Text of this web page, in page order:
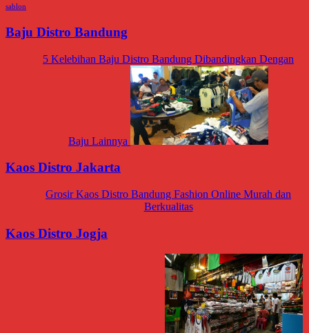
sablon
Baju Distro Bandung
5 Kelebihan Baju Distro Bandung Dibandingkan Dengan
Baju Lainnya
Kaos Distro Jakarta
Grosir Kaos Distro Bandung Fashion Online Murah dan
Berkualitas
Kaos Distro Jogja